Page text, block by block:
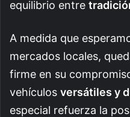
equilibrio entre
A medida que
mercados locales,
firme en su
vehículos versátiles y
especial refuerza la